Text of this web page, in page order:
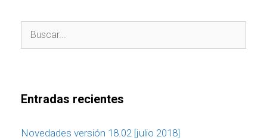
Entradas recientes
Novedades versión 18.02 [julio 2018]